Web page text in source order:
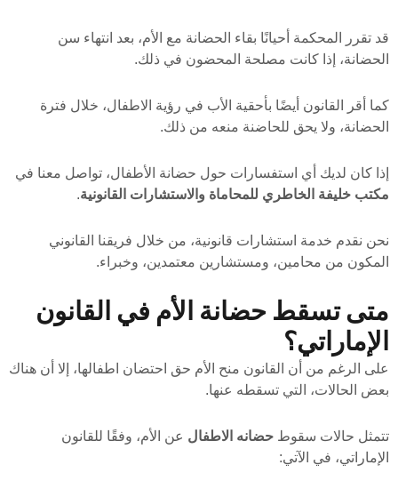
قد تقرر المحكمة أحيانًا بقاء الحضانة مع الأم، بعد انتهاء سن
الحضانة، إذا كانت مصلحة المحضون في ذلك.
كما أقر القانون أيضًا بأحقية الأب في رؤية الاطفال، خلال فترة
الحضانة، ولا يحق للحاضنة منعه من ذلك.
إذا كان لديك أي استفسارات حول حضانة الأطفال، تواصل معنا في
مكتب خليفة الخاطري للمحاماة والاستشارات القانونية.
نحن نقدم خدمة استشارات قانونية، من خلال فريقنا القانوني
المكون من محامين، ومستشارين معتمدين، وخبراء.
متى تسقط حضانة الأم في القانون
الإماراتي؟
على الرغم من أن القانون منح الأم حق احتضان اطفالها، إلا أن هناك
بعض الحالات، التي تسقطه عنها.
تتمثل حالات سقوط حضانه الاطفال عن الأم، وفقًا للقانون
الإماراتي، في الآتي: